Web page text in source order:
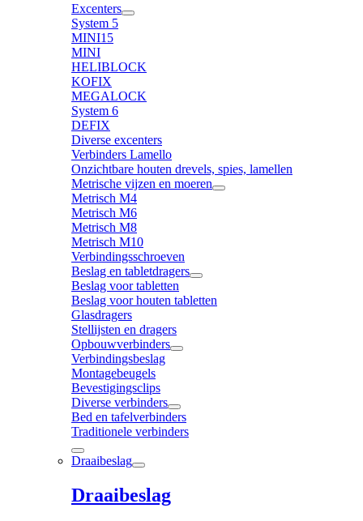
Excenters
System 5
MINI15
MINI
HELIBLOCK
KOFIX
MEGALOCK
System 6
DEFIX
Diverse excenters
Verbinders Lamello
Onzichtbare houten drevels, spies, lamellen
Metrische vijzen en moeren
Metrisch M4
Metrisch M6
Metrisch M8
Metrisch M10
Verbindingsschroeven
Beslag en tabletdragers
Beslag voor tabletten
Beslag voor houten tabletten
Glasdragers
Stellijsten en dragers
Opbouwverbinders
Verbindingsbeslag
Montagebeugels
Bevestigingsclips
Diverse verbinders
Bed en tafelverbinders
Traditionele verbinders
Draaibeslag
Draaibeslag